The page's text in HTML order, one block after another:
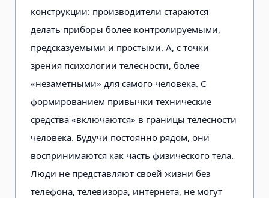
конструкции: производители старают­ся
делать приборы более контролиру­емыми,
предсказуемыми и простыми. А, с точки
зрения психологии телесно­сти, более
«незаметными» для самого человека. С
формированием привыч­ки технические
средства «включают­ся» в границы телесности
человека. Будучи постоянно рядом, они
воспринимаются как часть физического тела.
Люди не представляют своей жизни без
телефона, телевизора, интернета, не могут